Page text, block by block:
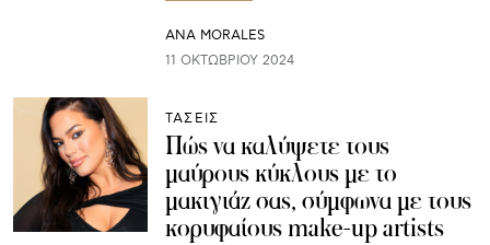
ANA MORALES
11 ΟΚΤΩΒΡΊΟΥ 2024
ΤΑΣΕΙΣ
Πώς να καλύψετε τους
μαύρους κύκλους με το
μακιγιάζ σας, σύμφωνα με τους
κορυφαίους make-up artists